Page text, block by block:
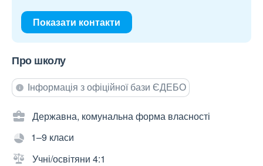
Показати контакти
Про школу
Інформація з офіційної бази ЄДЕБО
Державна, комунальна форма власності
1–9 класи
Учні/освітяни 4:1